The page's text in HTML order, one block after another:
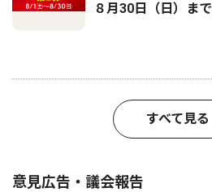
８月30日（日）まで
すべて見る
意見広告・議会報告